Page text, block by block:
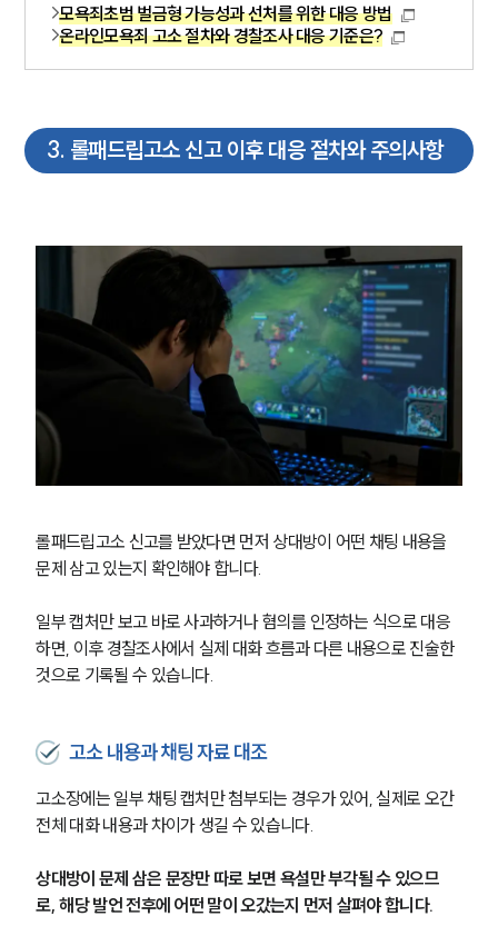
모욕죄초범 벌금형 가능성과 선처를 위한 대응 방법
온라인모욕죄 고소 절차와 경찰조사 대응 기준은?
3. 롤패드립고소 신고 이후 대응 절차와 주의사항
롤패드립고소 신고를 받았다면 먼저 상대방이 어떤 채팅 내용을
문제 삼고 있는지 확인해야 합니다.
일부 캡처만 보고 바로 사과하거나 혐의를 인정하는 식으로 대응
하면, 이후 경찰조사에서 실제 대화 흐름과 다른 내용으로 진술한
것으로 기록될 수 있습니다.
고소 내용과 채팅 자료 대조
고소장에는 일부 채팅 캡처만 첨부되는 경우가 있어, 실제로 오간
전체 대화 내용과 차이가 생길 수 있습니다.
상대방이 문제 삼은 문장만 따로 보면 욕설만 부각될 수 있으므
로, 해당 발언 전후에 어떤 말이 오갔는지 먼저 살펴야 합니다.